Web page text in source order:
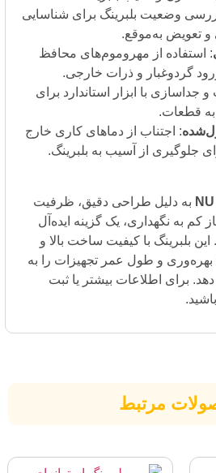
بلبرینگ برای شناسایی
به‌موقع.
از مهروموم‌های محافظ
و ذرات خارجی.
با ابزار استاندارد برای
از دماهای کاری خارج
از آسیب به بلبرینگ.
طراحی دقیق، ظرفیت
نگهداری، یک گزینه ایده‌آل
با کیفیت ساخت بالا و
و طول عمر تجهیزات را به
اطلاعات بیشتر یا ثبت
مرتبط